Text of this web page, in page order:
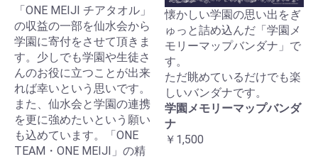
「ONE MEIJI チアタオル」
の収益の一部を仙水会から
学園に寄付をさせて頂きま
す。少しでも学園や生徒さ
んのお役に立つことが出来
れば幸いという思いです。
また、仙水会と学園の連携
を更に強めたいという願い
も込めています。「ONE
TEAM・ONE MEIJI」の精
懐かしい学園の思い出をぎ
ゅっと詰め込んだ「学園メ
モリーマップバンダナ」で
す。
ただ眺めているだけでも楽
しいバンダナです。
学園メモリーマップバンダ
ナ
￥1,500